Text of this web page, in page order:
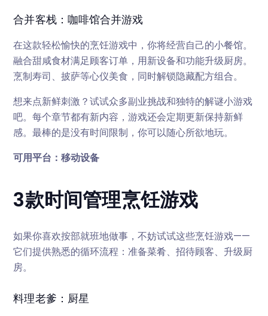
合并客栈：咖啡馆合并游戏
在这款轻松愉快的烹饪游戏中，你将经营自己的小餐馆。
融合甜咸食材满足顾客订单，用新设备和功能升级厨房。
烹制寿司、披萨等心仪美食，同时解锁隐藏配方组合。
想来点新鲜刺激？试试众多副业挑战和独特的解谜小游戏
吧。每个章节都有新内容，游戏还会定期更新保持新鲜
感。最棒的是没有时间限制，你可以随心所欲地玩。
可用平台：移动设备
3款时间管理烹饪游戏
如果你喜欢按部就班地做事，不妨试试这些烹饪游戏——
它们提供熟悉的循环流程：准备菜肴、招待顾客、升级厨
房。
料理老爹：厨星